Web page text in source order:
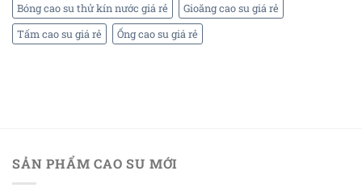
Bóng cao su thử kín nước giá rẻ
Gioăng cao su giá rẻ
Tấm cao su giá rẻ
Ống cao su giá rẻ
SẢN PHẨM CAO SU MỚI